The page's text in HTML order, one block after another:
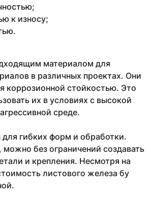
к износу;
материалом для
в различных проектах. Они
коррозионной стойкостью. Это
их в условиях с высокой
среде.
гибких форм и обработки.
можно без ограничений создавать
и крепления. Несмотря на
листового железа бу